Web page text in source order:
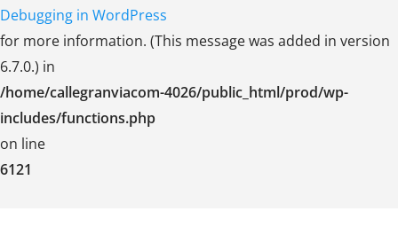
Debugging in WordPress
for more information. (This message was added in version
6.7.0.) in
/home/callegranviacom-4026/public_html/prod/wp-
includes/functions.php
on line
6121